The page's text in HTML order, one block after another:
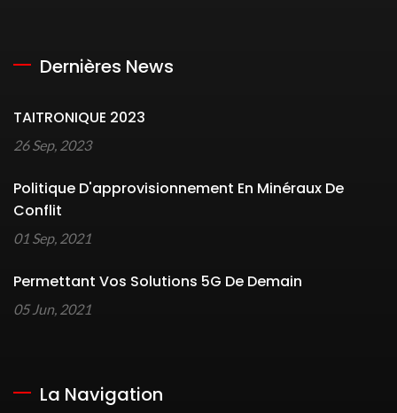
Dernières News
TAITRONIQUE 2023
26 Sep, 2023
Politique D'approvisionnement En Minéraux De
Conflit
01 Sep, 2021
Permettant Vos Solutions 5G De Demain
05 Jun, 2021
La Navigation